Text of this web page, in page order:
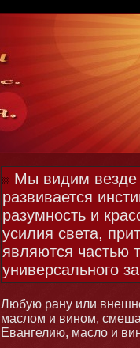
Мы видим везде
развивается
разумность и
усилия света,
являются частью
универсального
Любую рану или
маслом и винοм,
Евангелию, масло и